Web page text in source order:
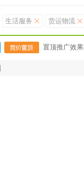
生活服务 货运物流
置顶推广效